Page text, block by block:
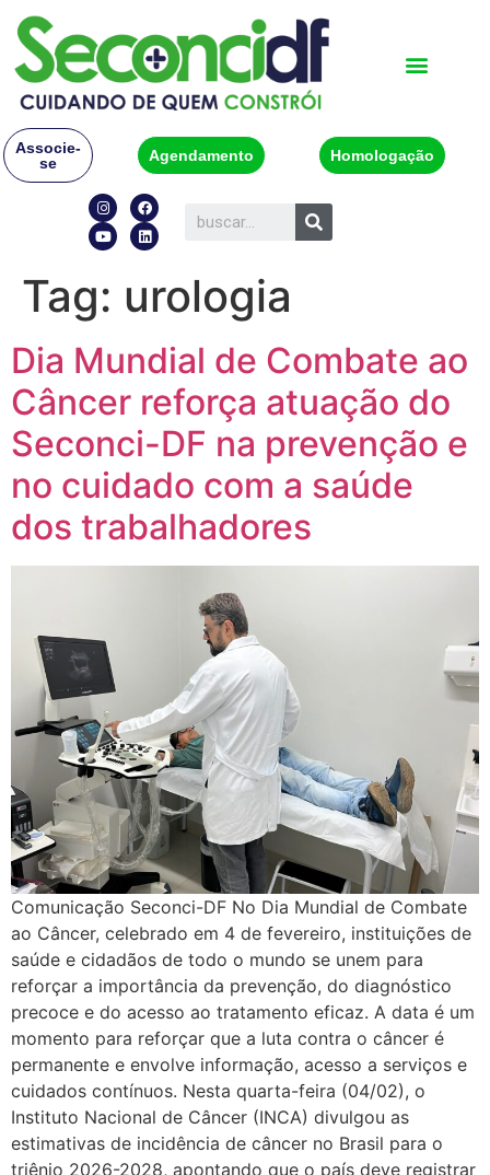
Associe-
se
Agendamento Homologação
Tag: urologia
Dia Mundial de Combate ao
Câncer reforça atuação do
Seconci-DF na prevenção e
no cuidado com a saúde
dos trabalhadores
Comunicação Seconci-DF No Dia Mundial de Combate
ao Câncer, celebrado em 4 de fevereiro, instituições de
saúde e cidadãos de todo o mundo se unem para
reforçar a importância da prevenção, do diagnóstico
precoce e do acesso ao tratamento eficaz. A data é um
momento para reforçar que a luta contra o câncer é
permanente e envolve informação, acesso a serviços e
cuidados contínuos. Nesta quarta-feira (04/02), o
Instituto Nacional de Câncer (INCA) divulgou as
estimativas de incidência de câncer no Brasil para o
triênio 2026-2028, apontando que o país deve registrar